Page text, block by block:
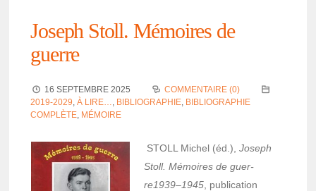
Joseph Stoll. Mémoires de
guerre
16 SEPTEMBRE 2025
COMMENTAIRE (0)
2019-2029,À LIRE…, BIBLIOGRAPHIE, BIBLIOGRAPHIE
COMPLÈTE, MÉMOIRE
STOLL Michel (éd.),Joseph
Stoll. Mémoires de guer­
re1939–1945 , publi­ca­tion